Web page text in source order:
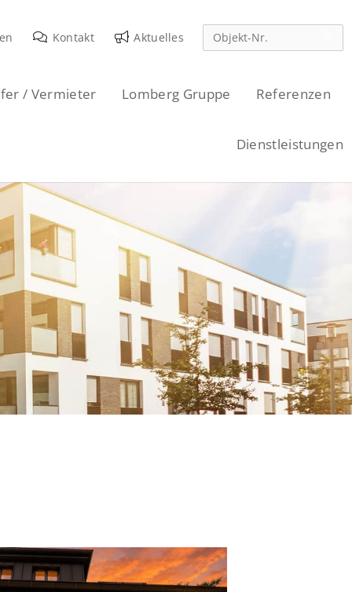
Kontakt Aktuelles
/ Vermieter Lomberg Gruppe Referenzen
Dienstleistungen